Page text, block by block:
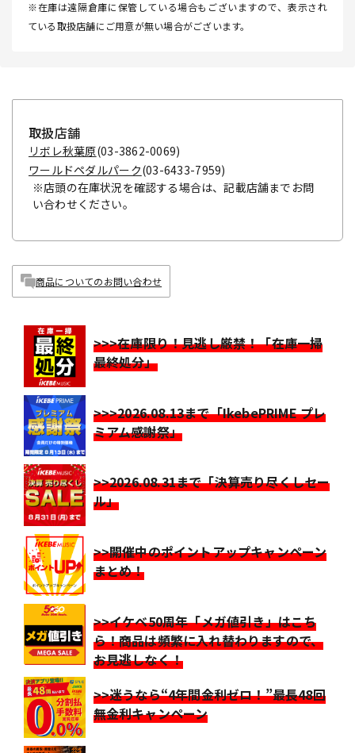
※在庫は遠隔倉庫に保管している場合もございますので、表示され
ている取扱店舗にご用意が無い場合がございます。
取扱店舗
リボレ秋葉原(03-3862-0069)
ワールドペダルパーク(03-6433-7959)
※店頭の在庫状況を確認する場合は、記載店舗までお問
い合わせください。
商品についてのお問い合わせ
>>>在庫限り！見逃し厳禁！「在庫一掃
最終処分」
>>>2026.08.13まで「IkebePRIME プレ
ミアム感謝祭」
>>2026.08.31まで「決算売り尽くしセー
ル」
>>開催中のポイントアップキャンペーン
まとめ！
>>イケベ50周年「メガ値引き」はこち
ら！商品は頻繁に入れ替わりますので、
お見逃しなく！
>>迷うなら“4年間金利ゼロ！”最長48回
無金利キャンペーン